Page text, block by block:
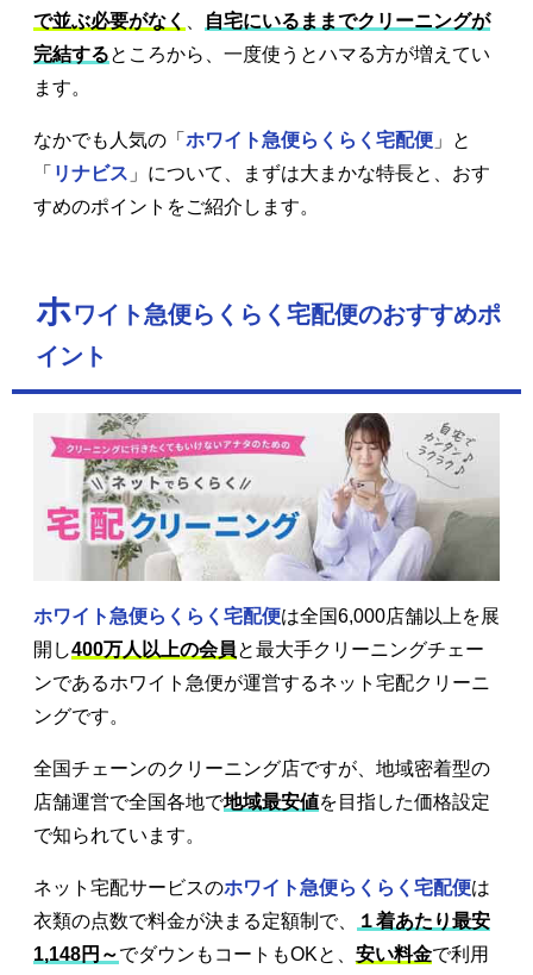
で並ぶ必要がなく
自宅にいるままでクリーニングが
完結するところから、一度使うとハマる方が増えてい
ます。
なかでも人気の「 ホワイト急便らくらく宅配便 」と
「 リナビス 」について、まずは大まかな特長と、おす
すめのポイントをご紹介します。
ホワイト急便らくらく宅配便のおすすめポ
イント
ホワイト急便らくらく宅配便は全国6,000店舗以上を展
開し400万人以上の会員と最大手クリーニングチェー
ンであるホワイト急便が運営するネット宅配クリーニ
ングです。
全国チェーンのクリーニング店ですが、地域密着型の
店舗運営で全国各地で地域最安値を目指した価格設定
で知られています。
ネット宅配サービスのホワイト急便らくらく宅配便は
衣類の点数で料金が決まる定額制で、
１着あたり最安
1,148円～でダウンもコートもOKと、 安い料金で利用